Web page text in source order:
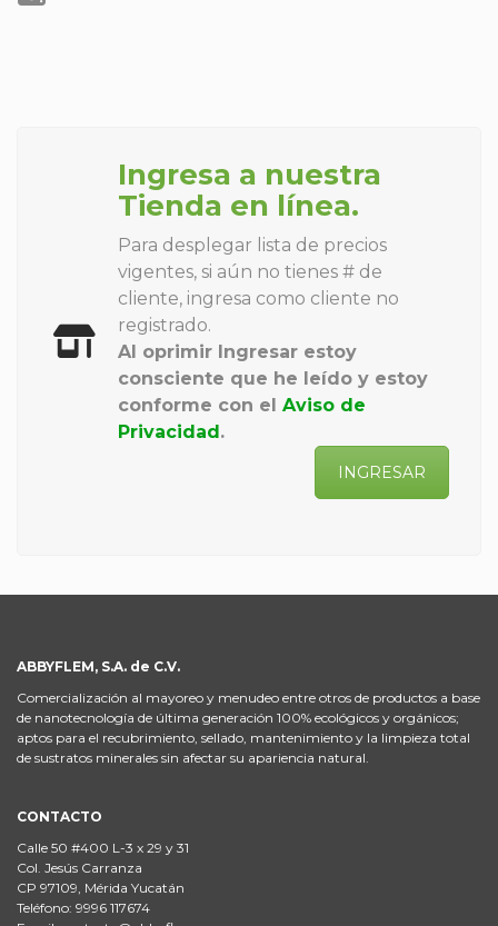
Ingresa a nuestra
Tienda en línea.
Para desplegar lista de precios
vigentes, si aún no tienes # de
cliente, ingresa como cliente no
registrado.
Al oprimir Ingresar estoy
consciente que he leído y estoy
conforme con el Aviso de
Privacidad.
INGRESAR
ABBYFLEM, S.A. de C.V.
Comercialización al mayoreo y menudeo entre otros de productos a base
de nanotecnología de última generación 100% ecológicos y orgánicos;
aptos para el recubrimiento, sellado, mantenimiento y la limpieza total
de sustratos minerales sin afectar su apariencia natural.
CONTACTO
Calle 50 #400 L-3 x 29 y 31
Col. Jesús Carranza
CP 97109, Mérida Yucatán
Teléfono: 9996 117674